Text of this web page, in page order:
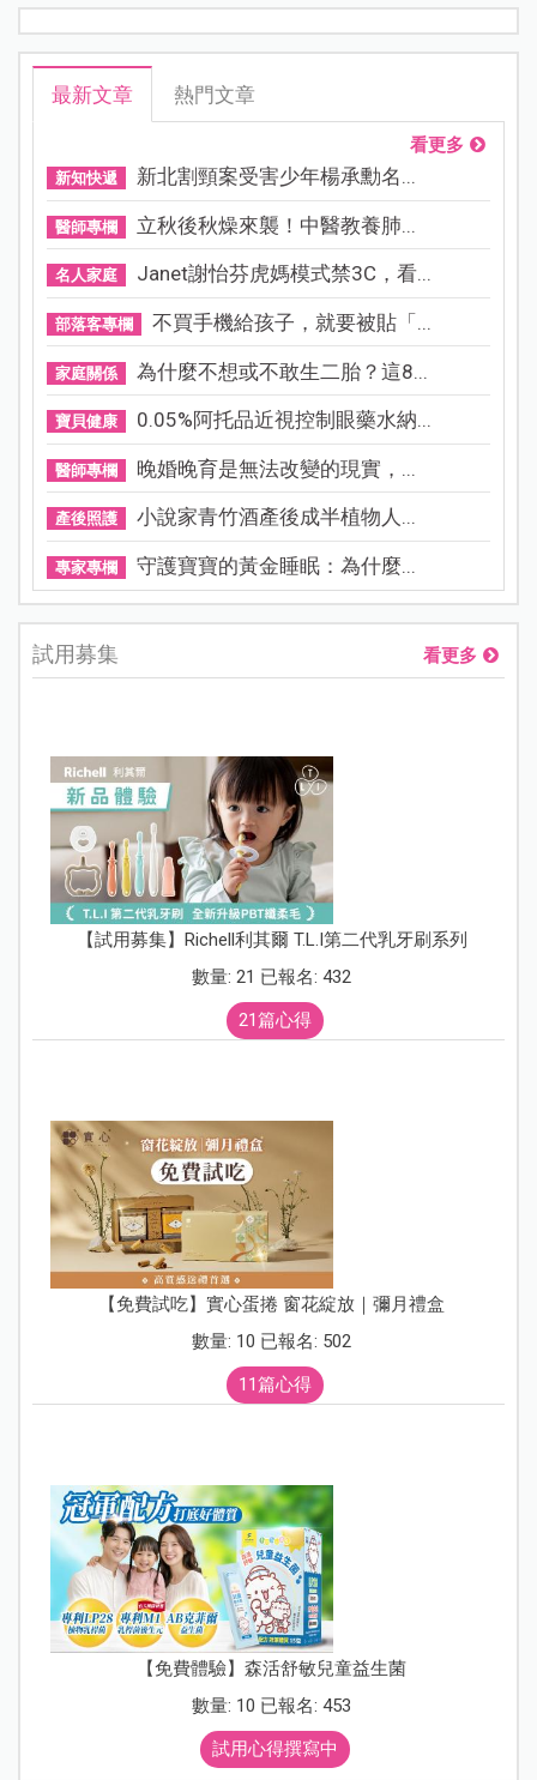
最新文章 熱門文章
看更多
新知快遞 新北割頸案受害少年楊承勳名...
醫師專欄 立秋後秋燥來襲！中醫教養肺...
名人家庭 Janet謝怡芬虎媽模式禁3C，看...
部落客專欄 不買手機給孩子，就要被貼「...
家庭關係 為什麼不想或不敢生二胎？這8...
寶貝健康 0.05%阿托品近視控制眼藥水納...
醫師專欄 晚婚晚育是無法改變的現實，...
產後照護 小說家青竹酒產後成半植物人...
專家專欄 守護寶寶的黃金睡眠：為什麼...
試用募集 看更多
【試用募集】Richell利其爾 T.L.I第二代乳牙刷系列
數量: 21 已報名: 432
21篇心得
【免費試吃】實心蛋捲 窗花綻放｜彌月禮盒
數量: 10 已報名: 502
11篇心得
【免費體驗】森活舒敏兒童益生菌
數量: 10 已報名: 453
試用心得撰寫中